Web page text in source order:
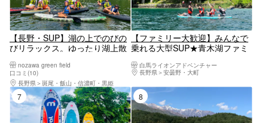
【長野・SUP】湖の上でのびの
びリラックス。ゆったり湖上散
nozawa green field
口コミ(10)
長野県
斑尾・飯山・信濃町・黒姫
【ファミリー大歓迎】みんなで
乗れる大型SUP★青木湖ファミ
り】3歳から参加OK
白馬ライオンアドベンチャー
長野県
安曇野・大町
7位